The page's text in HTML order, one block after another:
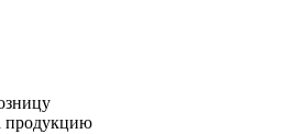
продукцию